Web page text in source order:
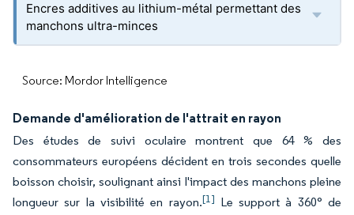
Encres additives au lithium-métal permettant des
manchons ultra-minces
Source: Mordor Intelligence
Demande d'amélioration de l'attrait en rayon
Des études de suivi oculaire montrent que 64 % des
consommateurs européens décident en trois secondes quelle
boisson choisir, soulignant ainsi l'impact des manchons pleine
longueur sur la visibilité en rayon.[1] Le support à 360° de